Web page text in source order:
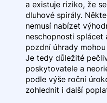
a existuje riziko, že
dluhové spirály.
nemusí nabízet
neschopnosti
pozdní úhrady
Je tedy důležité
poskytovatele a
podle výše roční
zohlednit i další